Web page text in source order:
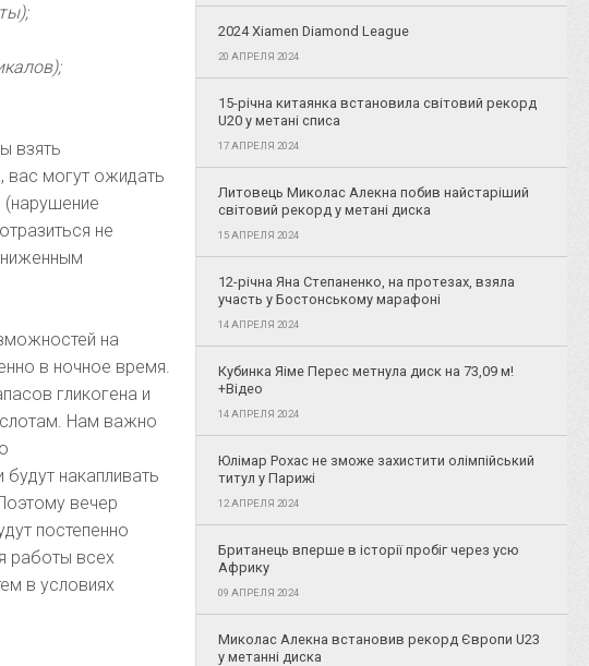
взять
вас могут ожидать
(нарушение
не
на
в ночное время.
гликогена и
Нам важно
накапливать
вечер
постепенно
работы всех
в условиях
2024 Xiamen Diamond League
20 АПРЕЛЯ 2024
15-річна китаянка встановила світовий рекорд
U20 у метані списа
17 АПРЕЛЯ 2024
Литовець Миколас Алекна побив найстаріший
світовий рекорд у метані диска
15 АПРЕЛЯ 2024
12-річна Яна Степаненко, на протезах, взяла
участь у Бостонському марафоні
14 АПРЕЛЯ 2024
Кубинка Яіме Перес метнула диск на 73,09 м!
+Відео
14 АПРЕЛЯ 2024
Юлімар Рохас не зможе захистити олімпійський
титул у Парижі
12 АПРЕЛЯ 2024
Британець вперше в історії пробіг через усю
Африку
09 АПРЕЛЯ 2024
Миколас Алекна встановив рекорд Європи U23
у метанні диска